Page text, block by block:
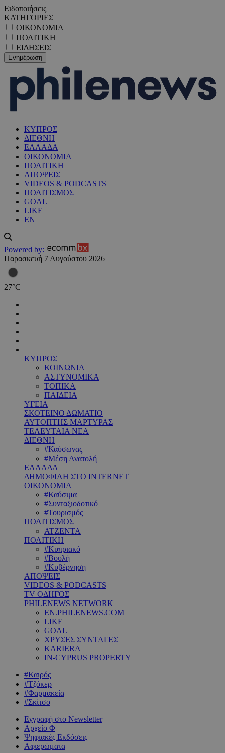
Ειδοποιήσεις
ΚΑΤΗΓΟΡΙΕΣ
ΟΙΚΟΝΟΜΙΑ
ΠΟΛΙΤΙΚΗ
ΕΙΔΗΣΕΙΣ
ΚΥΠΡΟΣ
ΔΙΕΘΝΗ
ΕΛΛΑΔΑ
ΟΙΚΟΝΟΜΙΑ
ΠΟΛΙΤΙΚΗ
ΑΠΟΨΕΙΣ
VIDEOS & PODCASTS
ΠΟΛΙΤΙΣΜΟΣ
GOAL
LIKE
EN
Powered by:
Παρασκευή 7 Αυγούστου 2026
27°C
ΚΥΠΡΟΣ
ΚΟΙΝΩΝΙΑ
ΑΣΤΥΝΟΜΙΚΑ
ΤΟΠΙΚΑ
ΠΑΙΔΕΙΑ
ΥΓΕΙΑ
ΣΚΟΤΕΙΝΟ ΔΩΜΑΤΙΟ
ΑΥΤΟΠΤΗΣ ΜΑΡΤΥΡΑΣ
ΤΕΛΕΥΤΑΙΑ ΝΕΑ
ΔΙΕΘΝΗ
#Καύσωνας
#Μέση Ανατολή
ΕΛΛΑΔΑ
ΔΗΜΟΦΙΛΗ ΣΤΟ INTERNET
ΟΙΚΟΝΟΜΙΑ
#Καύσιμα
#Συνταξιοδοτικό
#Τουρισμός
ΠΟΛΙΤΙΣΜΟΣ
ΑΤΖΕΝΤΑ
ΠΟΛΙΤΙΚΗ
#Κυπριακό
#Βουλή
#Κυβέρνηση
ΑΠΟΨΕΙΣ
VIDEOS & PODCASTS
TV ΟΔΗΓΟΣ
PHILENEWS NETWORK
EN.PHILENEWS.COM
LIKE
GOAL
ΧΡΥΣΕΣ ΣΥΝΤΑΓΕΣ
KARIERA
IN-CYPRUS PROPERTY
#Καιρός
#Τζόκερ
#Φαρμακεία
#Σκίτσο
Εγγραφή στο Newsletter
Αρχείο Φ
Ψηφιακές Εκδόσεις
Αφιερώματα